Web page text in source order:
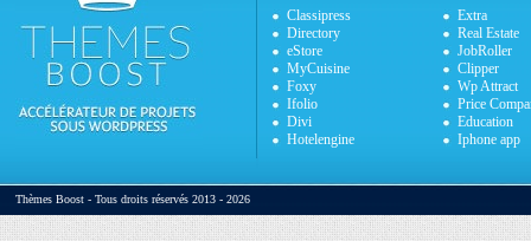
Classipress
Extra
Directory
Real Estate
eStore
JobRoller
MyCuisine
Clipper
Foxy
Wp Attract
Ifolio
Price
Divi
Education
Hotelengine
Iphone app
Thèmes Boost - Tous droits réservés 2013 - 2026